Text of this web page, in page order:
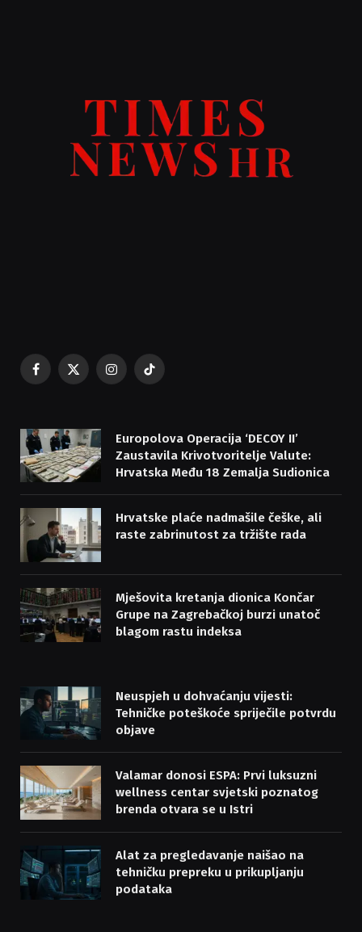
Facebook
X
Instagram
TikTok
Europolova Operacija ‘DECOY II’
Zaustavila Krivotvoritelje Valute:
Hrvatska Među 18 Zemalja Sudionica
Hrvatske plaće nadmašile češke, ali
raste zabrinutost za tržište rada
Mješovita kretanja dionica Končar
Grupe na Zagrebačkoj burzi unatoč
blagom rastu indeksa
Neuspjeh u dohvaćanju vijesti:
Tehničke poteškoće spriječile potvrdu
objave
Valamar donosi ESPA: Prvi luksuzni
wellness centar svjetski poznatog
brenda otvara se u Istri
Alat za pregledavanje naišao na
tehničku prepreku u prikupljanju
podataka